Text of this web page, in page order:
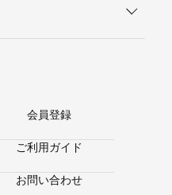
会員登録
ご利用ガイド
お問い合わせ